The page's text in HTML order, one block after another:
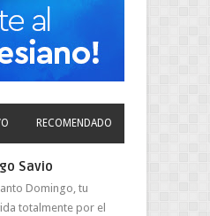
RECOMENDADO
Savio
Domingo, tu
totalmente por el